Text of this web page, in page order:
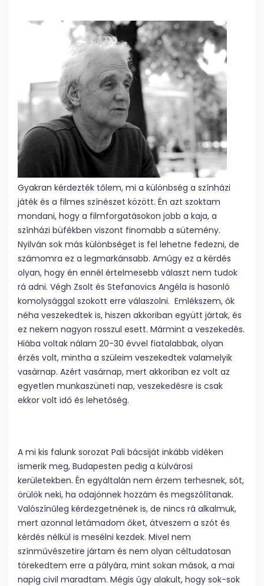
Gyakran kérdezték tőlem, mi a különbség a színházi
játék és a filmes színészet között. Én azt szoktam
mondani, hogy a filmforgatásokon jobb a kaja, a
színházi büfékben viszont finomabb a sütemény.
Nyilván sok más különbséget is fel lehetne fedezni, de
számomra ez a legmarkánsabb. Amúgy ez a kérdés
olyan, hogy én ennél értelmesebb választ nem tudok
rá adni. Végh Zsolt és Stefanovics Angéla is hasonló
komolysággal szokott erre válaszolni. Emlékszem, ők
néha veszekedtek is, hiszen akkoriban együtt jártak, és
ez nekem nagyon rosszul esett. Mármint a veszekedés.
Hiába voltak nálam 20-30 évvel fiatalabbak, olyan
érzés volt, mintha a szüleim veszekedtek valamelyik
vasárnap. Azért vasárnap, mert akkoriban ez volt az
egyetlen munkaszüneti nap, veszekedésre is csak
ekkor volt idő és lehetőség.
A mi kis falunk sorozat Pali bácsiját inkább vidéken
ismerik meg, Budapesten pedig a külvárosi
kerületekben. Én egyáltalán nem érzem terhesnek, sőt,
örülök neki, ha odajönnek hozzám és megszólítanak.
Valószínűleg kérdezgetnének is, de nincs rá alkalmuk,
mert azonnal letámadom őket, átveszem a szót és
kérdés nélkül is mesélni kezdek. Mivel nem
színművészetire jártam és nem olyan céltudatosan
törekedtem erre a pályára, mint sokan mások, a mai
napig civil maradtam. Mégis úgy alakult, hogy sok-sok